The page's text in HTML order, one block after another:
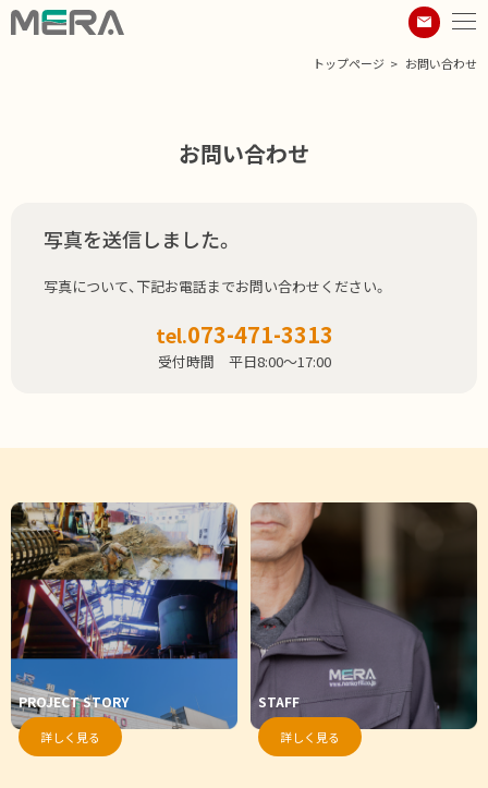
トップページ お問い合わせ
お問い合わせ
写真を送信しました。
写真について、下記お電話までお問い合わせください。
tel.073-471-3313
受付時間 平日8:00～17:00
PROJECT STORY
詳しく見る
STAFF
詳しく見る